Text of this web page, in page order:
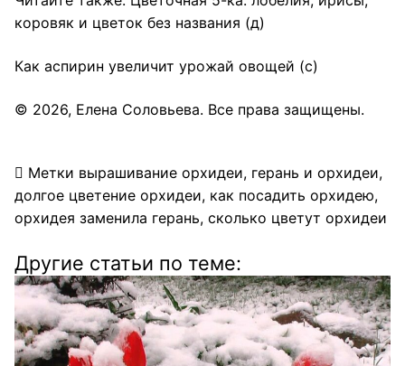
коровяк и цветок без названия (д)
Как аспирин увеличит урожай овощей (с)
© 2026, Елена Соловьева. Все права защищены.
Метки вырашивание орхидеи, герань и орхидеи,
долгое цветение орхидеи, как посадить орхидею,
орхидея заменила герань, сколько цветут орхидеи
Другие статьи по теме: